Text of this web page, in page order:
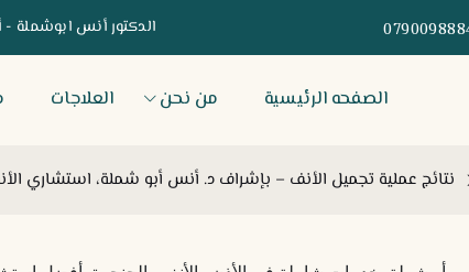
الدكتور أنس ابوشملة
الصفحه الرئيسية من نحن العلاجات
نتائج عملية تجميل الأنف – بإشراف د. أنس أبو شملة، استشاري